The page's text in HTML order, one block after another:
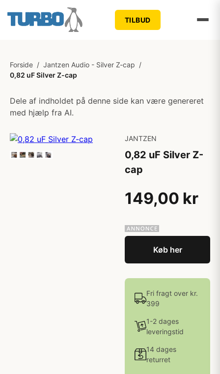
TILBUD
Forside / Jantzen Audio - Silver Z-cap /
0,82 uF Silver Z-cap
Dele af indholdet på denne side kan være genereret
med hjælp fra AI.
JANTZEN
0,82 uF Silver Z-
cap
149,00 kr
Køb her
Fri fragt over kr.
399
1-2 dages
leveringstid
14 dages
returret